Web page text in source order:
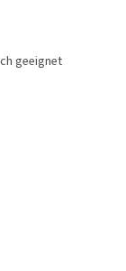
geeignet